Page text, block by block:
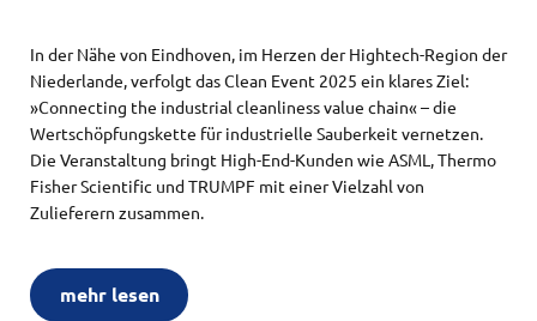
In der Nähe von Eindhoven, im Herzen der Hightech-Region der
Niederlande, verfolgt das Clean Event 2025 ein klares Ziel:
»Connecting the industrial cleanliness value chain« – die
Wertschöpfungskette für industrielle Sauberkeit vernetzen.
Die Veranstaltung bringt High-End-Kunden wie ASML, Thermo
Fisher Scientific und TRUMPF mit einer Vielzahl von
Zulieferern zusammen.
mehr lesen